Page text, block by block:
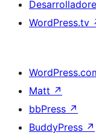
WordPress.tv
Matt ↗
bbPress ↗
BuddyPress ↗